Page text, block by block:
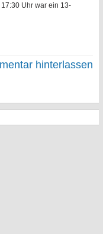
Uhr war ein 13-
hinterlassen